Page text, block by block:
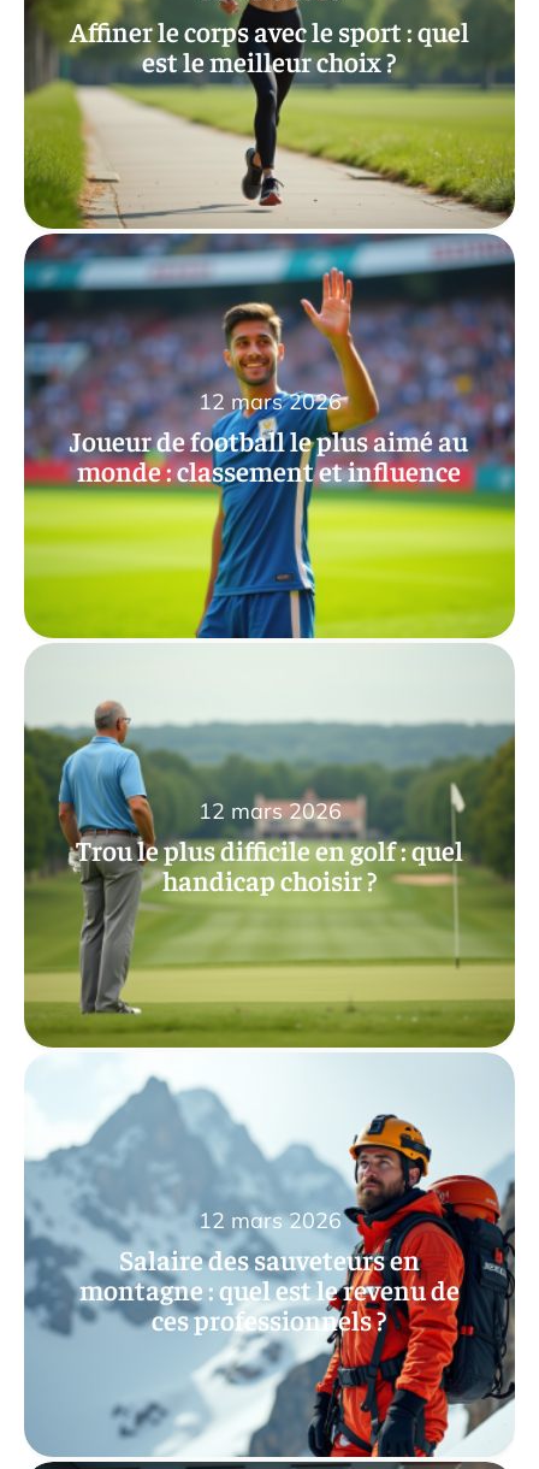
Affiner le corps avec le sport : quel
est le meilleur choix ?
Joueur de football le plus aimé au
monde : classement et influence
12 mars 2026
Trou le plus difficile en golf : quel
handicap choisir ?
12 mars 2026
Salaire des sauveteurs en
montagne : quel est le revenu de
ces professionnels ?
12 mars 2026